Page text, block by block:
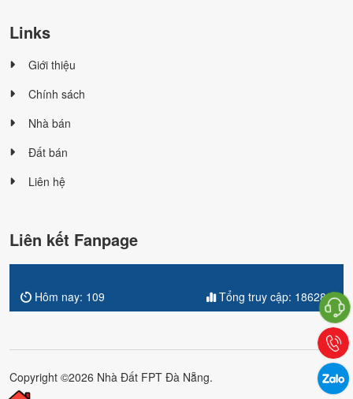
Links
Giới thiệu
Chính sách
Nhà bán
Đất bán
Liên hệ
Liên kết Fanpage
Hôm nay: 109 Tổng truy cập: 186286
Copyright ©2026 Nhà Đất FPT Đà Nẵng.